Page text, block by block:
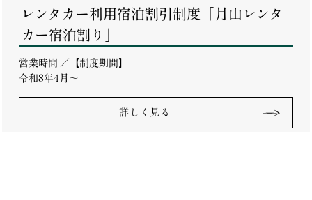
レンタカー利用宿泊割引制度「月山レンタ
カー宿泊割り」
営業時間 ／【制度期間】
令和8年4月～
詳しく見る